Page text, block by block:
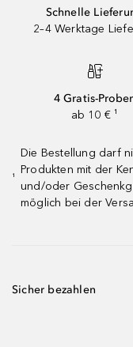
Schnelle
2–4 Werktage
4 Gratis-
ab 10 € ¹
¹
Die Bestellung darf
Produkten mit der
und/oder
möglich bei der
Sicher bezahlen